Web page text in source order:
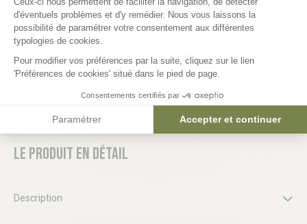
17,88 €
3,48 €
Le produit en détail
Description
d'éventuels problèmes et d'y remédier. Nous vous laissons la
possibilité de paramétrer votre consentement aux différentes
typologies de cookies.
Pour modifier vos préférences par la suite, cliquez sur le lien
'Préférences de cookies' situé dans le pied de page.
Consentements certifiés par
Paramétrer Accepter et continuer
Axeptio consent